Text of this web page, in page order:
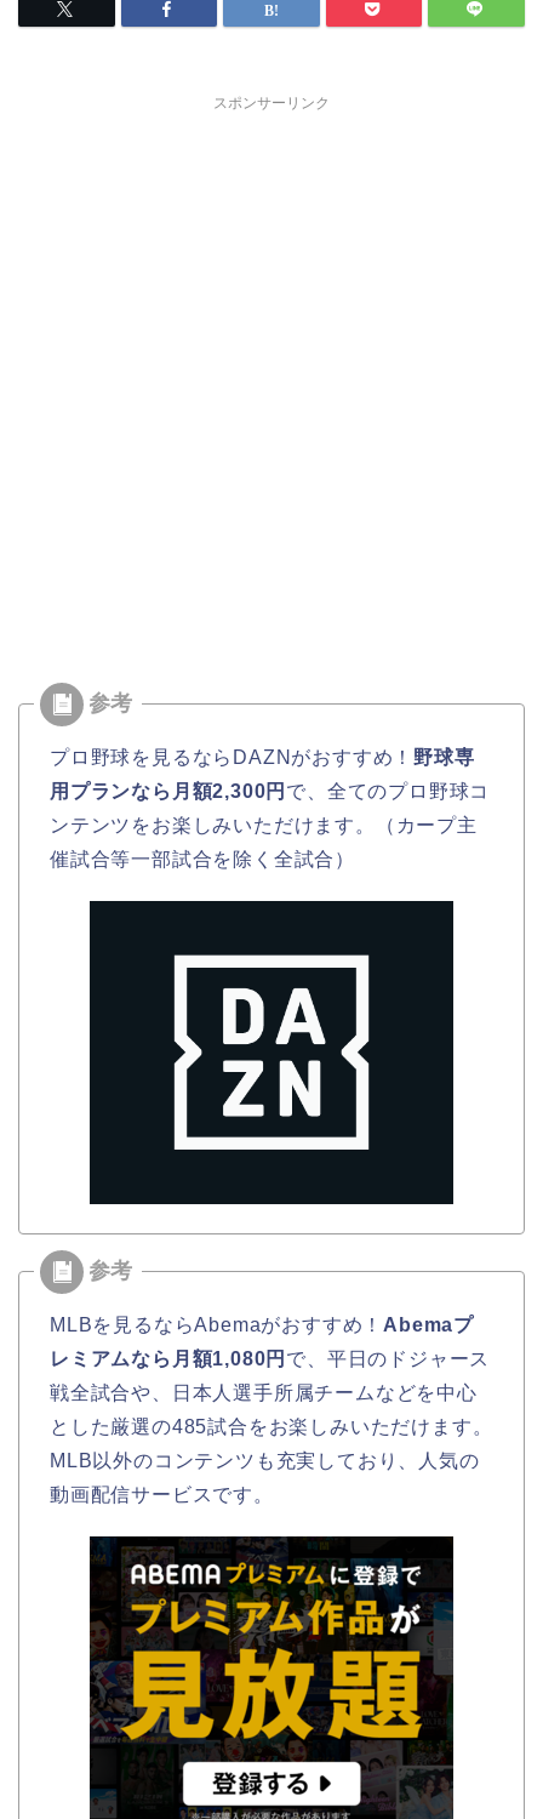
スポンサーリンク
プロ野球を見るならDAZNがおすすめ！ 野球専
用プランなら月額2,300円 で、全てのプロ野球コ
ンテンツをお楽しみいただけます。（カープ主
催試合等一部試合を除く全試合）
MLBを見るならAbemaがおすすめ！ Abemaプ
レミアムなら月額1,080円 で、平日のドジャース
戦全試合や、日本人選手所属チームなどを中心
とした厳選の485試合をお楽しみいただけます。
MLB以外のコンテンツも充実しており、人気の
動画配信サービスです。